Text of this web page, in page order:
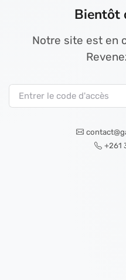
Bientôt
Notre site est en
+261